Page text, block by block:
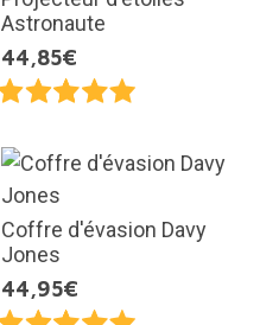
Astronaute
44,85€
Coffre d'évasion Davy
Jones
44,95€